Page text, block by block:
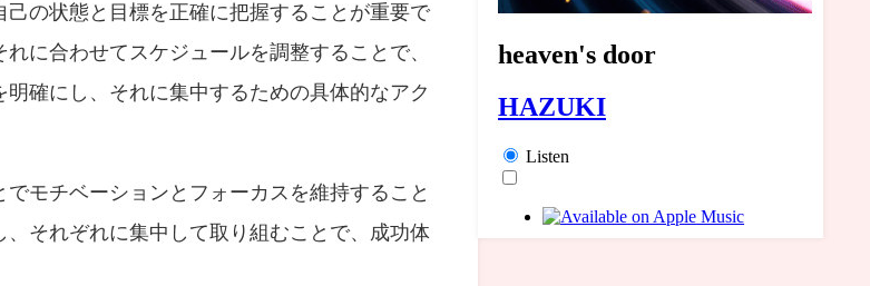
の状態と目標を正確に把握することが重要で
に合わせてスケジュールを調整することで、
確にし、それに集中するための具体的なアク
モチベーションとフォーカスを維持すること
それぞれに集中して取り組むことで、成功体